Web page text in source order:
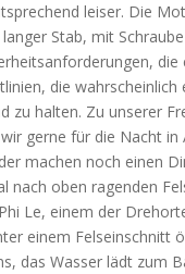
leiser. Die
Stab, mit
die
zu halten. Zu unserer
gerne für die Nacht
machen noch einen
nach oben ragenden
Le, einem der
einem Felseinschnitt
das Wasser lädt zum